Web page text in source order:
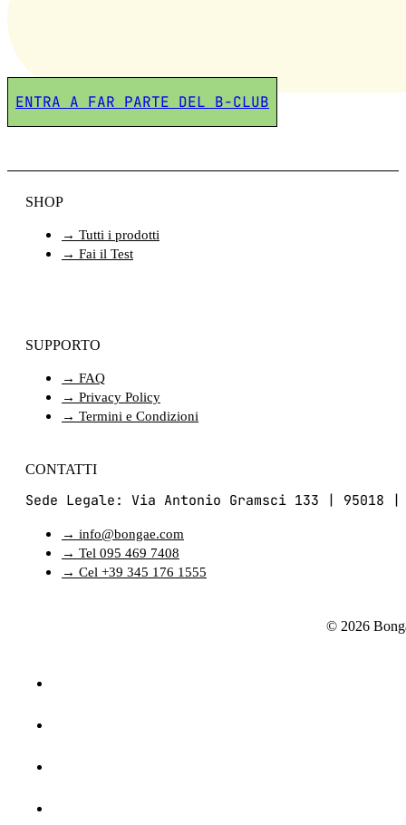
ENTRA A FAR PARTE DEL B-CLUB
SHOP
→ Tutti i prodotti
→ Fai il Test
SUPPORTO
→ FAQ
→ Privacy Policy
→ Termini e Condizioni
CONTATTI
Sede Legale: Via Antonio Gramsci 133 | 95018
→ info@bongae.com
→ Tel 095 469 7408
→ Cel +39 345 176 1555
© 2026